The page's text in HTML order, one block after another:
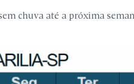
chuva até a próxima